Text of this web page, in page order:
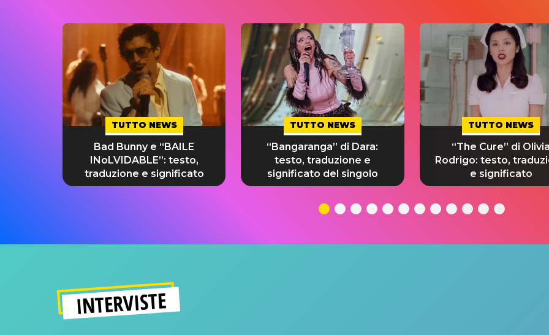
TUTTO NEWS
Bad Bunny e “BAILE
INoLVIDABLE”: testo,
traduzione e significato
TUTTO NEWS
“Bangaranga” di Dara:
testo, traduzione e
significato del singolo
TUTTO NEWS
“The Cure” di Olivia
Rodrigo: testo,
e significato
INTERVISTE